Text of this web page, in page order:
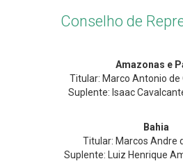
Conselho de
Amazonas e
Titular: Marco Antonio de
Suplente: Isaac
Bahia
Titular: Marcos Andre
Suplente: Luiz Henrique